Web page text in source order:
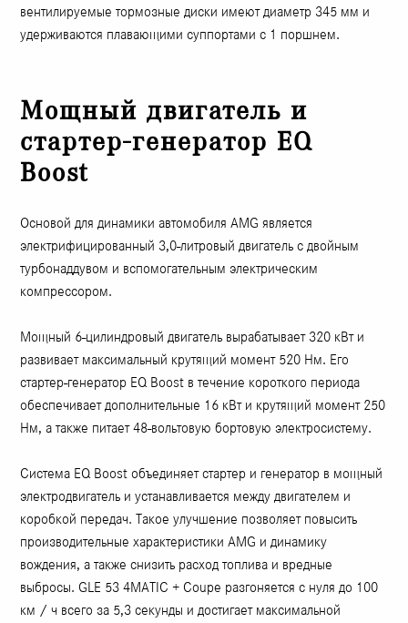
вентилируемые тормозные диски имеют диаметр 345 мм и
удерживаются плавающими суппортами с 1 поршнем.
Мощный двигатель и
стартер-генератор EQ
Boost
Основой для динамики автомобиля AMG является
электрифицированный 3,0-литровый двигатель с двойным
турбонаддувом и вспомогательным электрическим
компрессором.
Мощный 6-цилиндровый двигатель вырабатывает 320 кВт и
развивает максимальный крутящий момент 520 Нм. Его
стартер-генератор EQ Boost в течение короткого периода
обеспечивает дополнительные 16 кВт и крутящий момент 250
Нм, а также питает 48-вольтовую бортовую электросистему.
Система EQ Boost объединяет стартер и генератор в мощный
электродвигатель и устанавливается между двигателем и
коробкой передач. Такое улучшение позволяет повысить
производительные характеристики AMG и динамику
вождения, а также снизить расход топлива и вредные
выбросы. GLE 53 4MATIC + Coupe разгоняется с нуля до 100
км / ч всего за 5,3 секунды и достигает максимальной